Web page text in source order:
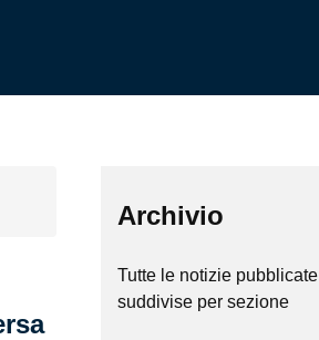
Archivio
Tutte le notizie pubblicate
suddivise per sezione